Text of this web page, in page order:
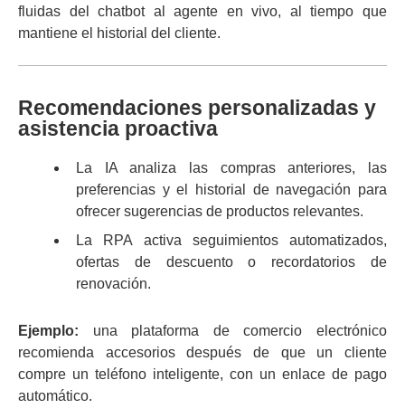
fluidas del chatbot al agente en vivo, al tiempo que
mantiene el historial del cliente.
Recomendaciones personalizadas y
asistencia proactiva
La IA analiza las compras anteriores, las
preferencias y el historial de navegación para
ofrecer sugerencias de productos relevantes.
La RPA activa seguimientos automatizados,
ofertas de descuento o recordatorios de
renovación.
Ejemplo: una plataforma de comercio electrónico
recomienda accesorios después de que un cliente
compre un teléfono inteligente, con un enlace de pago
automático.